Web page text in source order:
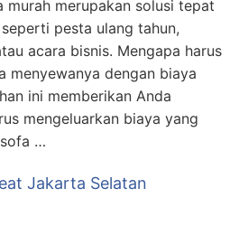
murah merupakan solusi tepat
pesta ulang tahun,
acara bisnis. Mengapa harus
menyewanya dengan biaya
ini memberikan Anda
mengeluarkan biaya yang
…
Jakarta Selatan